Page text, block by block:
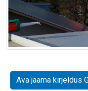
Ava jaama kirjeldus